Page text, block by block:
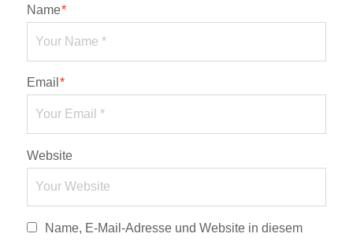
Name*
Email*
Website
Name, E-Mail-Adresse und Website in diesem